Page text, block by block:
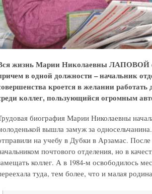
жизнь Марии Николаевны ЛАПОВОЙ
в одной должности – начальник
кроется в желании
коллег, пользующийся огромным
биография Марии Николаевны
вышла замуж за
на учебу в Дубки в Арзамас.
почтового отделения, но в
коллег. А в 1984-м освободилось
туда, тем более, что и малая